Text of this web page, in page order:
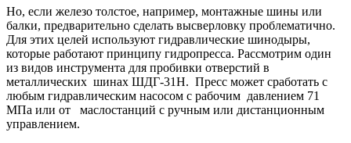
Но, если железо толстое, например, монтажные шины или
балки, предварительно сделать высверловку проблематично.
Для этих целей используют гидравлические шинодыры,
которые работают принципу гидропресса. Рассмотрим один
из видов инструмента для пробивки отверстий в
металлических шинах ШДГ-31Н. Пресс может сработать с
любым гидравлическим насосом с рабочим давлением 71
МПа или от маслостанций с ручным или дистанционным
управлением.